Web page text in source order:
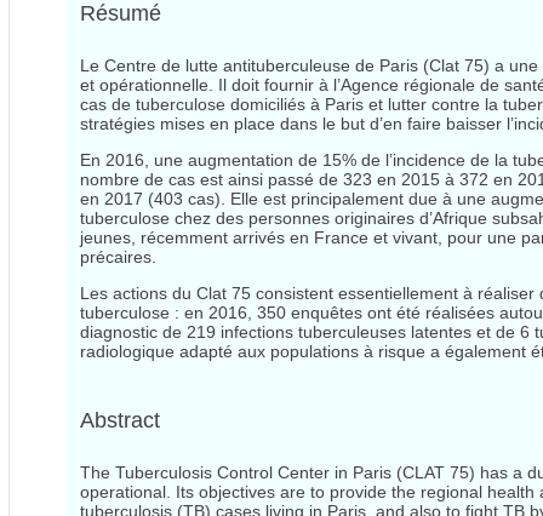
Résumé
Le Centre de lutte antituberculeuse de Paris (Clat 75) a
et opérationnelle. Il doit fournir à l’Agence régionale de
cas de tuberculose domiciliés à Paris et lutter contre la
stratégies mises en place dans le but d’en faire baisser
En 2016, une augmentation de 15% de l’incidence de la
nombre de cas est ainsi passé de 323 en 2015 à 372 en
en 2017 (403 cas). Elle est principalement due à une
tuberculose chez des personnes originaires d’Afrique
jeunes, récemment arrivés en France et vivant, pour une
précaires.
Les actions du Clat 75 consistent essentiellement à réaliser
tuberculose : en 2016, 350 enquêtes ont été réalisées
diagnostic de 219 infections tuberculeuses latentes et de 6
radiologique adapté aux populations à risque a également
Abstract
The Tuberculosis Control Center in Paris (CLAT 75) has a
operational. Its objectives are to provide the regional health
tuberculosis (TB) cases living in Paris, and also to fight TB